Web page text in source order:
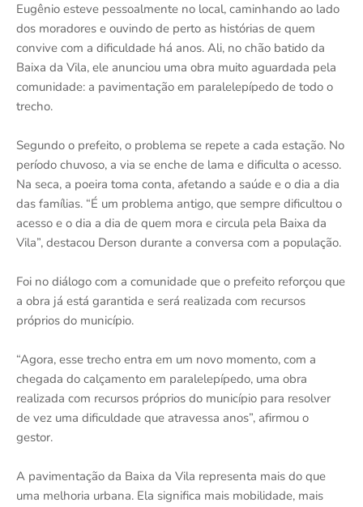
Eugênio esteve pessoalmente no local, caminhando ao lado
dos moradores e ouvindo de perto as histórias de quem
convive com a dificuldade há anos. Ali, no chão batido da
Baixa da Vila, ele anunciou uma obra muito aguardada pela
comunidade: a pavimentação em paralelepípedo de todo o
trecho.
Segundo o prefeito, o problema se repete a cada estação. No
período chuvoso, a via se enche de lama e dificulta o acesso.
Na seca, a poeira toma conta, afetando a saúde e o dia a dia
das famílias. “É um problema antigo, que sempre dificultou o
acesso e o dia a dia de quem mora e circula pela Baixa da
Vila”, destacou Derson durante a conversa com a população.
Foi no diálogo com a comunidade que o prefeito reforçou que
a obra já está garantida e será realizada com recursos
próprios do município.
“Agora, esse trecho entra em um novo momento, com a
chegada do calçamento em paralelepípedo, uma obra
realizada com recursos próprios do município para resolver
de vez uma dificuldade que atravessa anos”, afirmou o
gestor.
A pavimentação da Baixa da Vila representa mais do que
uma melhoria urbana. Ela significa mais mobilidade, mais